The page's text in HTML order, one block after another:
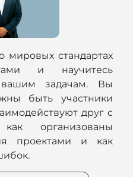
мировых стандартах
и научитесь
задачам. Вы
быть участники
друг с
организованы
проектами и как